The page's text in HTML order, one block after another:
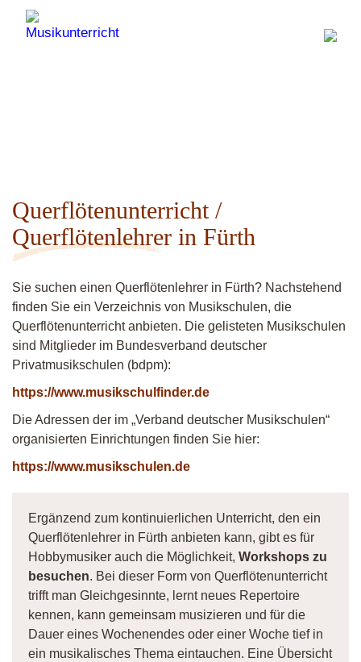
Querflötenunterricht /
Querflötenlehrer in Fürth
Sie suchen einen Querflötenlehrer in Fürth? Nachstehend
finden Sie ein Verzeichnis von Musikschulen, die
Querflötenunterricht anbieten. Die gelisteten Musikschulen
sind Mitglieder im Bundesverband deutscher
Privatmusikschulen (bdpm):
https://www.musikschulfinder.de
Die Adressen der im „Verband deutscher Musikschulen“
organisierten Einrichtungen finden Sie hier:
https://www.musikschulen.de
Ergänzend zum kontinuierlichen Unterricht, den ein
Querflötenlehrer in Fürth anbieten kann, gibt es für
Hobbymusiker auch die Möglichkeit, Workshops zu
besuchen. Bei dieser Form von Querflötenunterricht
trifft man Gleichgesinnte, lernt neues Repertoire
kennen, kann gemeinsam musizieren und für die
Dauer eines Wochenendes oder einer Woche tief in
ein musikalisches Thema eintauchen. Eine Übersicht